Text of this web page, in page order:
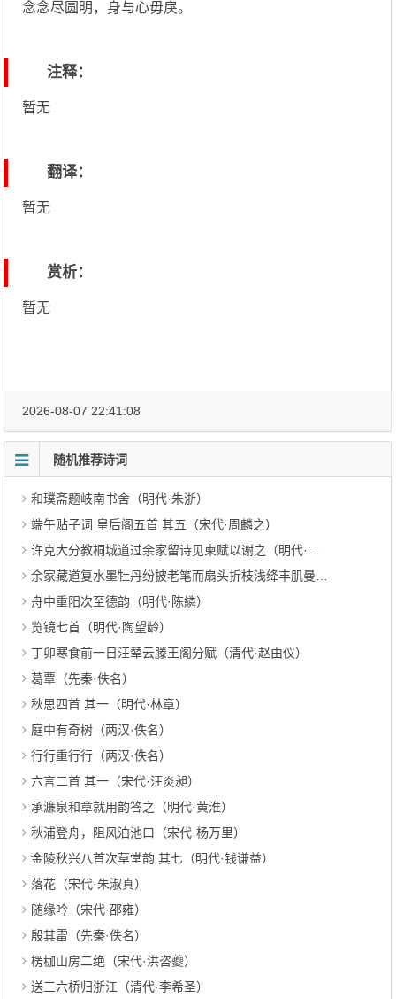
念念尽圆明，身与心毋戾。
注释：
暂无
翻译：
暂无
赏析：
暂无
2026-08-07 22:41:08
随机推荐诗词
和璞斋题岐南书舍（明代·朱浙）
端午贴子词 皇后阁五首 其五（宋代·周麟之）
许克大分教桐城道过余家留诗见柬赋以谢之（明代·史鉴）
余家藏道复水墨牡丹纷披老笔而扇头折枝浅绛丰肌曼色嫣然袭人更题一绝于便面右（明代·胡应麟）
舟中重阳次至德韵（明代·陈繗）
览镜七首（明代·陶望龄）
丁卯寒食前一日汪辇云滕王阁分赋（清代·赵由仪）
葛覃（先秦·佚名）
秋思四首 其一（明代·林章）
庭中有奇树（两汉·佚名）
行行重行行（两汉·佚名）
六言二首 其一（宋代·汪炎昶）
承濂泉和章就用韵答之（明代·黄淮）
秋浦登舟，阻风泊池口（宋代·杨万里）
金陵秋兴八首次草堂韵 其七（明代·钱谦益）
落花（宋代·朱淑真）
随缘吟（宋代·邵雍）
殷其雷（先秦·佚名）
楞枷山房二绝（宋代·洪咨夔）
送三六桥归浙江（清代·李希圣）